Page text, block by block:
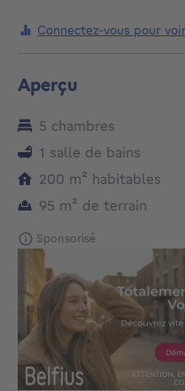
Connectez-vous pour
Aperçu
5 chambres
1 salle de bains
200 m² mètres carrés
habitables
95 m² mètres carrés
de terrain
Sponsorisé